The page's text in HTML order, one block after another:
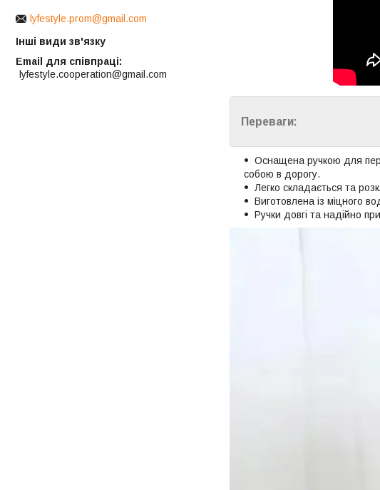
Переваги:
Оснащена ручкою для
собою в дорогу.
Легко складається та
Виготовлена із міцного
Ручки довгі та надійно
lyfestyle.prom@gmail.com
Інші види зв'язку
Email для співпраці
lyfestyle.cooperation@gmail.com